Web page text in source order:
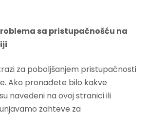
sa pristupačnošću na
za poboljšanjem pristupačnosti
Ako pronađete bilo kakve
navedeni na ovoj stranici ili
zahteve za